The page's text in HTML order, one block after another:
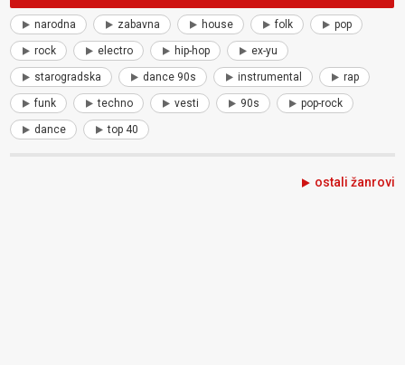
narodna zabavna house folk pop
rock electro hip-hop ex-yu
starogradska dance 90s instrumental rap
funk techno vesti 90s pop-rock
dance top 40
ostali žanrovi